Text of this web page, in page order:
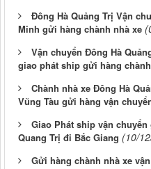
Đông Hà Quảng Trị Vận
Minh gửi hàng chành nhà xe
Vận chuyển Đông Hà
giao phát ship gửi hàng
Chành nhà xe Đông Hà
Vũng Tàu gửi hàng vận
Giao Phát ship vận
Quang Trị đi Bắc Giang (10/
Gửi hàng chành nhà xe